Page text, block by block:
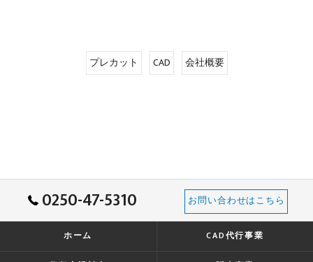
プレカット CAD 会社概要
0250-47-5310 お問い合わせはこちら
ホーム CAD代行事業